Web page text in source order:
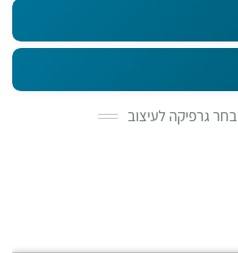
בחר גרפיקה לעיצוב